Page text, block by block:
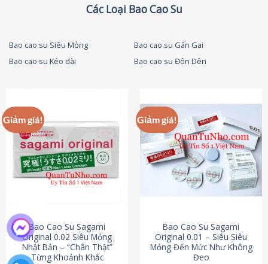
thể.
tùy
thể
được
chọn
trên
trang
sản
phẩm
Các Loại Bao Cao Su
Bao cao su Siêu Mỏng
Bao cao su Gân Gai
Bao cao su Kéo dài
Bao cao su Đôn Dên
Giảm giá!
Bao Cao Su Sagami
Original 0.02 Siêu Mỏng
Nhật Bản – “Chân Thật”
Từng Khoảnh Khắc
Giảm giá!
Bao Cao Su Sagami
Original 0.01 – Siêu Siêu
Mỏng Đến Mức Như Không
Đeo